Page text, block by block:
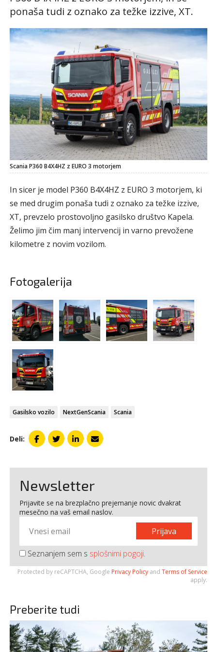
ponaša tudi z oznako za težke izzive, XT.
Scania P360 B4X4HZ z EURO 3 motorjem
In sicer je model P360 B4X4HZ z EURO 3 motorjem, ki
se med drugim ponaša tudi z oznako za težke izzive,
XT, prevzelo prostovoljno gasilsko društvo Kapela.
Želimo jim čim manj intervencij in varno prevožene
kilometre z novim vozilom.
Fotogalerija
Gasilsko vozilo NextGenScania Scania
Deli:
Newsletter
Prijavite se na brezplačno prejemanje novic dvakrat
mesečno na vaš email naslov.
Prijava
Seznanjem sem s splošnimi pogoji.
Protected by reCAPTCHA, Google Privacy Policy and Terms of Service
apply.
Preberite tudi